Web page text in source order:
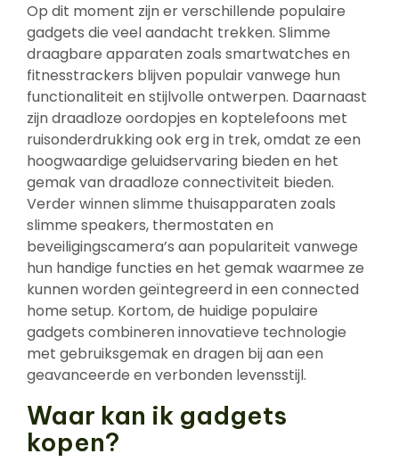
Op dit moment zijn er verschillende populaire
gadgets die veel aandacht trekken. Slimme
draagbare apparaten zoals smartwatches en
fitnesstrackers blijven populair vanwege hun
functionaliteit en stijlvolle ontwerpen. Daarnaast
zijn draadloze oordopjes en koptelefoons met
ruisonderdrukking ook erg in trek, omdat ze een
hoogwaardige geluidservaring bieden en het
gemak van draadloze connectiviteit bieden.
Verder winnen slimme thuisapparaten zoals
slimme speakers, thermostaten en
beveiligingscamera’s aan populariteit vanwege
hun handige functies en het gemak waarmee ze
kunnen worden geïntegreerd in een connected
home setup. Kortom, de huidige populaire
gadgets combineren innovatieve technologie
met gebruiksgemak en dragen bij aan een
geavanceerde en verbonden levensstijl.
Waar kan ik gadgets
kopen?